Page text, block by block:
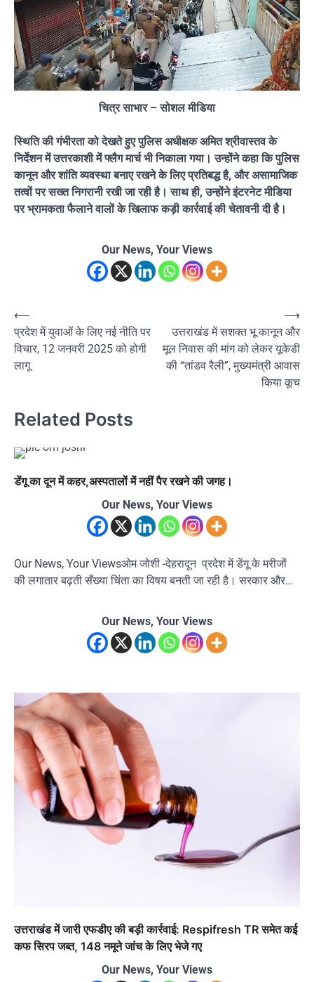
चित्र साभार – सोशल मीडिया
स्थिति की गंभीरता को देखते हुए पुलिस अधीक्षक अमित श्रीवास्तव के
निर्देशन में उत्तरकाशी में फ्लैग मार्च भी निकाला गया। उन्होंने कहा कि पुलिस
कानून और शांति व्यवस्था बनाए रखने के लिए प्रतिबद्ध है, और असामाजिक
तत्वों पर सख्त निगरानी रखी जा रही है। साथ ही, उन्होंने इंटरनेट मीडिया
पर भ्रामकता फैलाने वालों के खिलाफ कड़ी कार्रवाई की चेतावनी दी है।
Our News, Your Views
Post
navigation
⟵
प्रदेश में युवाओं के लिए नई नीति पर
विचार, 12 जनवरी 2025 को होगी
लागू
उत्तराखंड में सशक्त भू कानून और
मूल निवास की मांग को लेकर यूकेडी
की “तांडव रैली”, मुख्यमंत्री आवास
किया कूच
⟶
Related Posts
डेंगू का दून में कहर,अस्पतालों में नहीं पैर रखने की जगह।
Our News, Your Views
Our News, Your Viewsओम जोशी -देहरादून प्रदेश में डेंगू के मरीजों
की लगातार बढ़ती सँख्या चिंता का विषय बनती जा रही है। सरकार और…
Our News, Your Views
उत्तराखंड में जारी एफडीए की बड़ी कार्रवाई: Respifresh TR समेत कई
कफ सिरप जब्त, 148 नमूने जांच के लिए भेजे गए
Our News, Your Views